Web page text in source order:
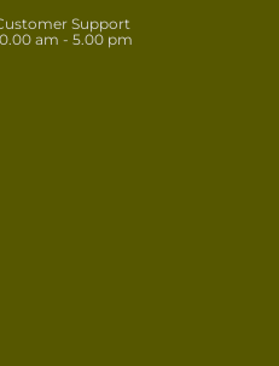
Support
am - 5.00 pm